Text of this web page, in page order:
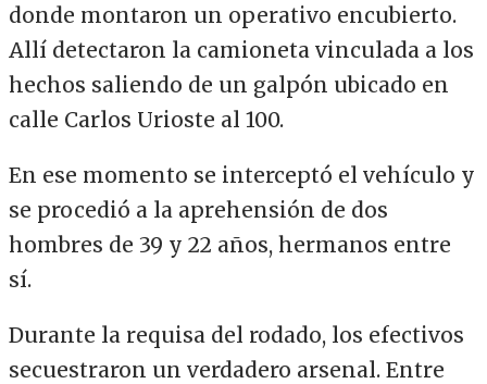
donde montaron un operativo encubierto.
Allí detectaron la camioneta vinculada a los
hechos saliendo de un galpón ubicado en
calle Carlos Urioste al 100.
En ese momento se interceptó el vehículo y
se procedió a la aprehensión de dos
hombres de 39 y 22 años, hermanos entre
sí.
Durante la requisa del rodado, los efectivos
secuestraron un verdadero arsenal. Entre